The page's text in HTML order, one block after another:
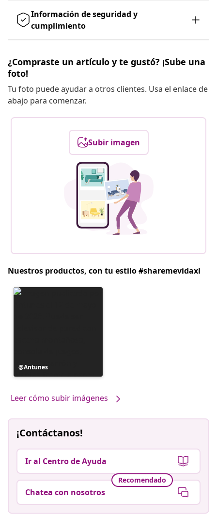
Información de seguridad y
cumplimiento
¿Compraste un artículo y te gustó? ¡Sube una
foto!
Tu foto puede ayudar a otros clientes. Usa el enlace de
abajo para comenzar.
Subir imagen
Nuestros productos, con tu estilo #sharemevidaxl
Publicación
realizada
Antunes
Leer cómo subir imágenes
¡Contáctanos!
Ir al Centro de Ayuda
Recomendado
Chatea con nosotros